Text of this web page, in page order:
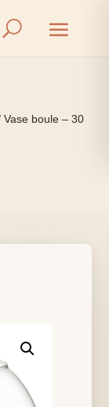
Vase boule – 30